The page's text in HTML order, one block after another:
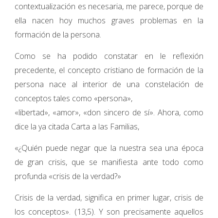
contextualización es necesaria, me parece, porque de
ella nacen hoy muchos graves problemas en la
formación de la persona.
Como se ha podido constatar en le reflexión
precedente, el concepto cristiano de formación de la
persona nace al interior de una constelación de
conceptos tales como «persona»,
«libertad», «amor», «don sincero de sí». Ahora, como
dice la ya citada Carta a las Familias,
«¿Quién puede negar que la nuestra sea una época
de gran crisis, que se manifiesta ante todo como
profunda «crisis de la verdad?»
Crisis de la verdad, significa en primer lugar, crisis de
los conceptos». (13,5). Y son precisamente aquellos